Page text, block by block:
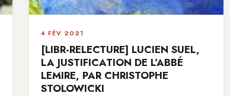
4 FÉV 2021
[LIBR-RELECTURE] LUCIEN SUEL,
LA JUSTIFICATION DE L’ABBÉ
LEMIRE, PAR CHRISTOPHE
STOLOWICKI